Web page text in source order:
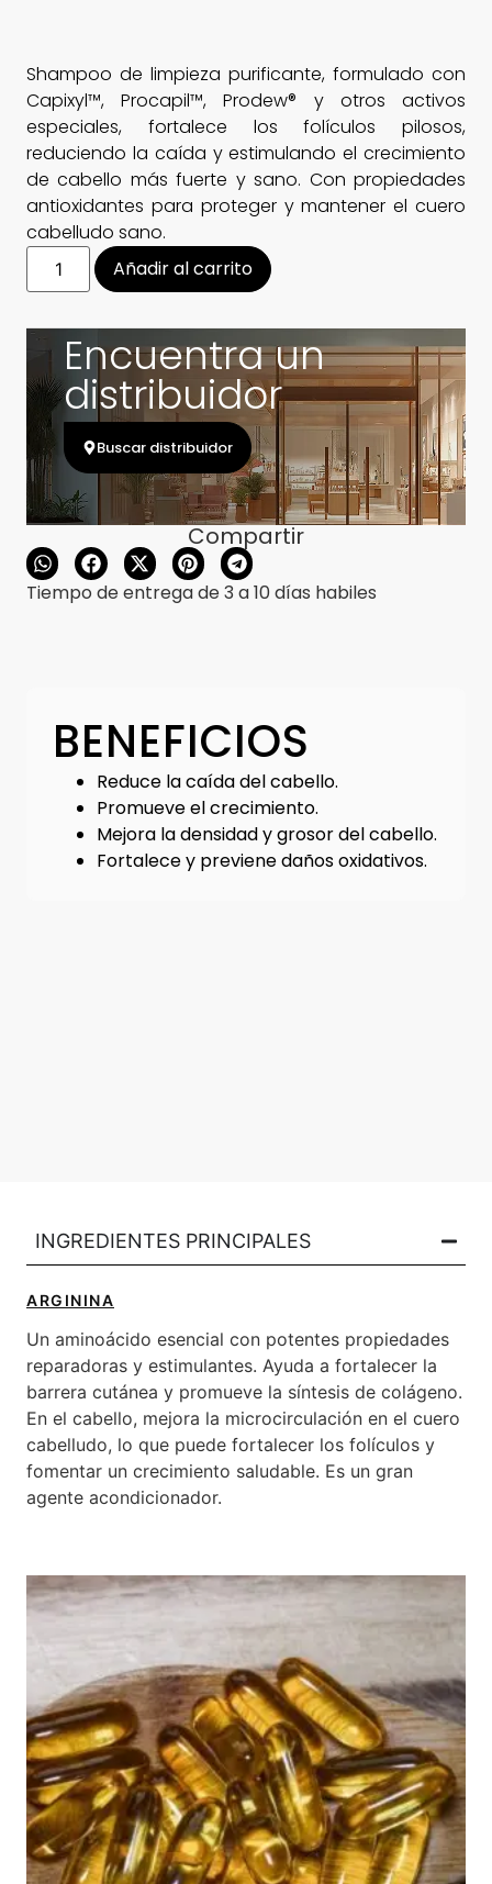
Shampoo de limpieza purificante, formulado con
Capixyl™, Procapil™, Prodew® y otros activos
especiales, fortalece los folículos pilosos,
reduciendo la caída y estimulando el crecimiento
de cabello más fuerte y sano. Con propiedades
antioxidantes para proteger y mantener el cuero
cabelludo sano.
Añadir al carrito
Encuentra un
distribuidor
Buscar distribuidor
Compartir
Tiempo de entrega de 3 a 10 días habiles
BENEFICIOS
Reduce la caída del cabello.
Promueve el crecimiento.
Mejora la densidad y grosor del cabello.
Fortalece y previene daños oxidativos.
INGREDIENTES PRINCIPALES​
ARGININA
Un aminoácido esencial con potentes propiedades
reparadoras y estimulantes. Ayuda a fortalecer la
barrera cutánea y promueve la síntesis de colágeno.
En el cabello, mejora la microcirculación en el cuero
cabelludo, lo que puede fortalecer los folículos y
fomentar un crecimiento saludable. Es un gran
agente acondicionador.